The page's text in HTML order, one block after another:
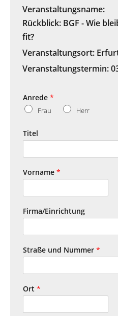
Veranstaltungsname:
Rückblick: BGF - Wie
fit?
Veranstaltungsort:
Veranstaltungstermin:
Anrede *
Frau Herr
Titel
Vorname *
Firma/Einrichtung
Straße und Nummer *
Ort *